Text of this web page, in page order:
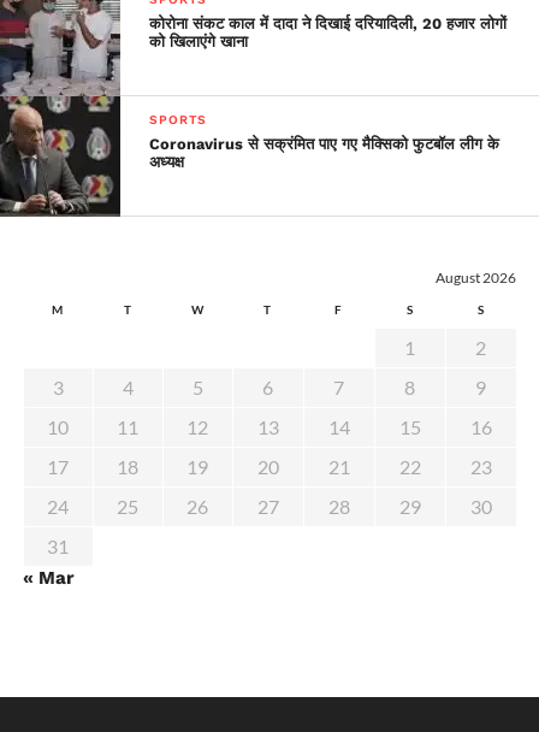
कोरोना संकट काल में दादा ने दिखाई दरियादिली, 20 हजार लोगों
को खिलाएंगे खाना
SPORTS
Coronavirus से सक्रंमित पाए गए मैक्सिको फुटबॉल लीग के
अध्यक्ष
August 2026
M T W T F S S
1
2
3
4 5 6 7 8
9
10
11 12 13 14 15
16
17
18 19 20 21 22
23
24
25 26 27 28 29
30
31
« Mar